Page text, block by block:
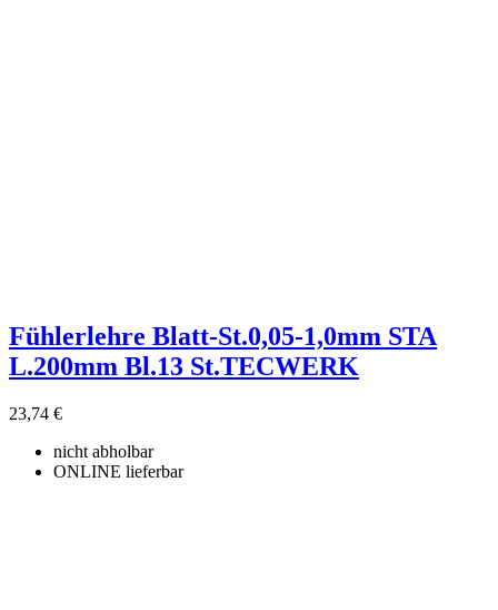
Fühlerlehre Blatt-St.0,05-1,0mm STA
L.200mm Bl.13 St.TECWERK
23,74 €
nicht abholbar
ONLINE lieferbar